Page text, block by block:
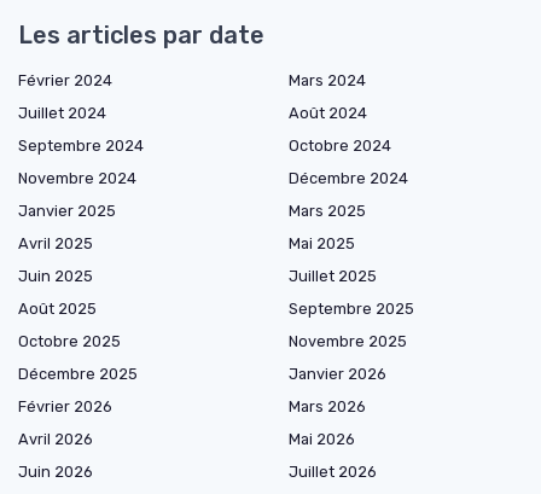
Les articles par date
Février 2024
Mars 2024
Juillet 2024
Août 2024
Septembre 2024
Octobre 2024
Novembre 2024
Décembre 2024
Janvier 2025
Mars 2025
Avril 2025
Mai 2025
Juin 2025
Juillet 2025
Août 2025
Septembre 2025
Octobre 2025
Novembre 2025
Décembre 2025
Janvier 2026
Février 2026
Mars 2026
Avril 2026
Mai 2026
Juin 2026
Juillet 2026